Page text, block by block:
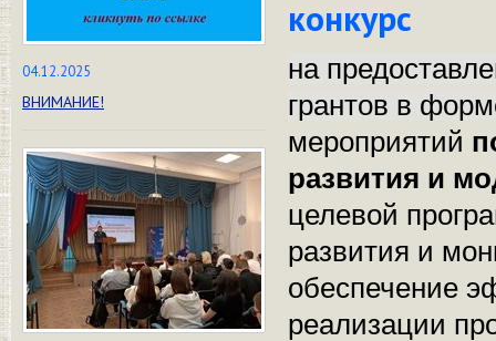
04.12.2025
ВНИМАНИЕ!
конкурс
на
грантов в
мероприятий
развития и
целевой
развития и
обеспечение
реализации